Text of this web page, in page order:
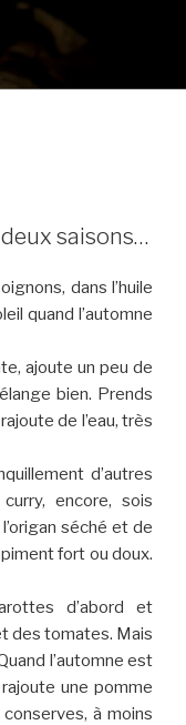
saisons…
dans l’huile
quand l’automne
ajoute un peu de
bien. Prends
de l’eau, très
d’autres
encore, sois
séché et de
fort ou doux.
d’abord et
des tomates. Mais
l’automne est
une pomme
à moins